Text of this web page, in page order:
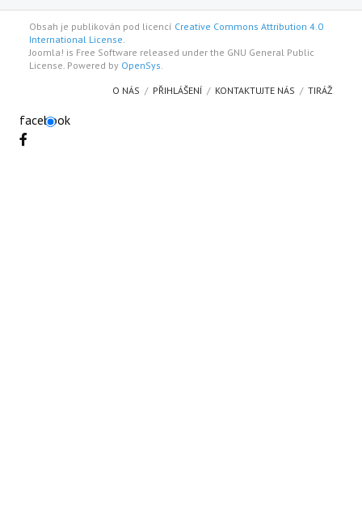
Obsah je publikován pod licencí Creative Commons Attribution 4.0
International License.
Joomla! is Free Software released under the GNU General Public
License. Powered by OpenSys
O NÁS PŘIHLÁŠENÍ KONTAKTUJTE NÁS TIRÁŽ
facebook